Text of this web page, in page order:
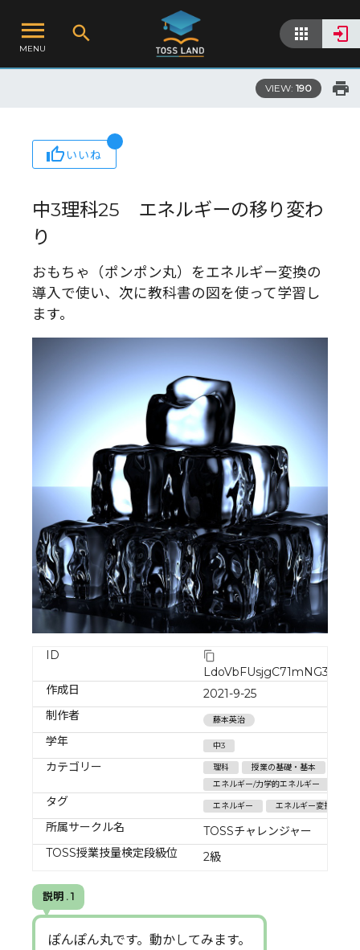
MENU
VIEW: 190
いいね
中3理科25 エネルギーの移り変わ
り
おもちゃ（ポンポン丸）をエネルギー変換の
導入で使い、次に教科書の図を使って学習し
ます。
ID
LdoVbFUsjgC71mNG3b9f
作成日
2021-9-25
制作者
藤本英治
学年 中3
カテゴリー 理科
授業の基礎・基本
エネルギー/力学的エネルギー
タグ エネルギー エネルギー変換
所属サークル名
TOSSチャレンジャー
TOSS授業技量検定段級位
2級
説明 . 1
ぽんぽん丸です。動かしてみます。